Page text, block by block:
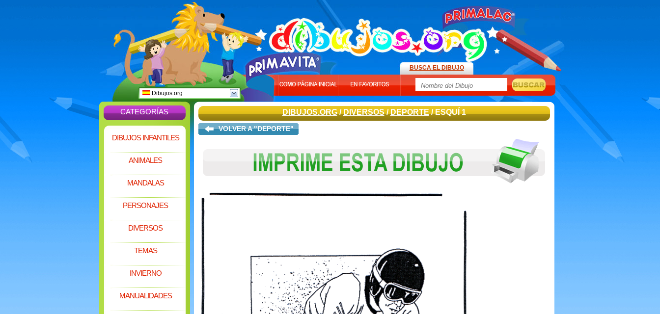
Dibujos.org
BUSCA EL DIBUJO
CATEGORÍAS
DIBUJOS INFANTILES
ANIMALES
MANDALAS
PERSONAJES
DIVERSOS
TEMAS
INVIERNO
MANUALIDADES
DIBUJOS.ORG/DIVERSOS/DEPORTE/ ESQUÍ 1
VOLVER A "DEPORTE"